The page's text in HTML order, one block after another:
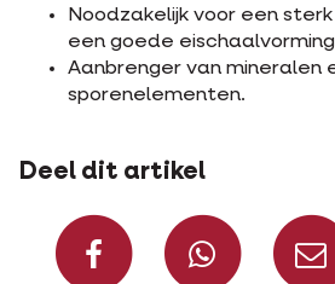
Noodzakelijk voor een
een goede
Aanbrenger van mineralen
sporenelementen.
Deel dit artikel
Deel op